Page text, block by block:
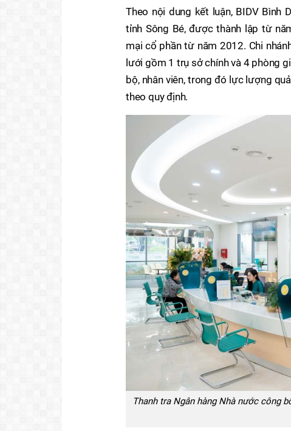
Theo nội dung kết luận, BIDV Bình
tỉnh Sông Bé, được thành lập từ
mại cổ phần từ năm 2012. Chi
lưới gồm 1 trụ sở chính và 4 phòng
bộ, nhân viên, trong đó lực lượng
theo quy định.
Thanh tra Ngân hàng Nhà nước công